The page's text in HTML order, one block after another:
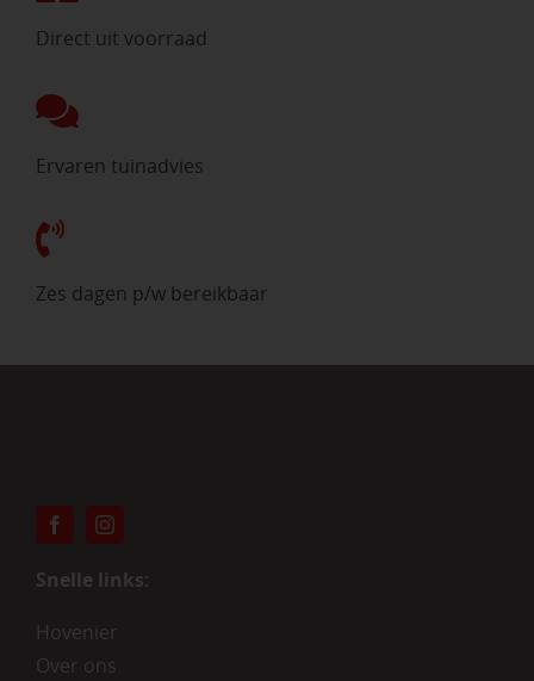
Direct uit voorraad
Ervaren tuinadvies
Zes dagen p/w bereikbaar
Snelle links:
Hovenier
Over ons